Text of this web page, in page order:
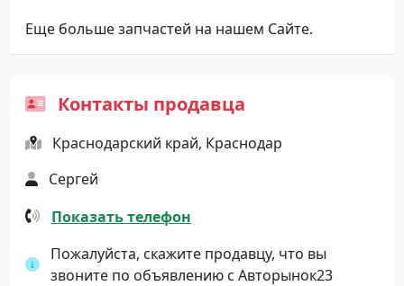
Еще больше запчастей на нашем Сайте.
Контакты продавца
Краснодарский край, Краснодар
Сергей
Показать телефон
Пожалуйста, скажите продавцу, что вы
звоните по объявлению с Авторынок23